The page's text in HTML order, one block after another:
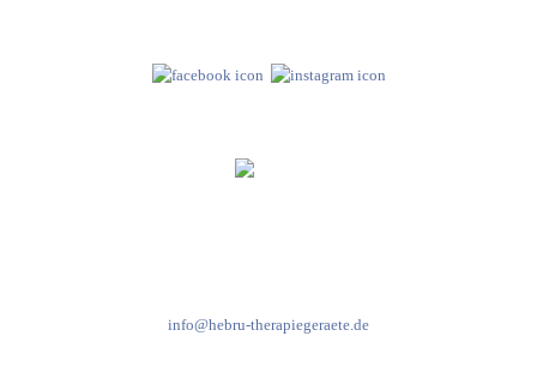
info@hebru-therapiegeraete.de